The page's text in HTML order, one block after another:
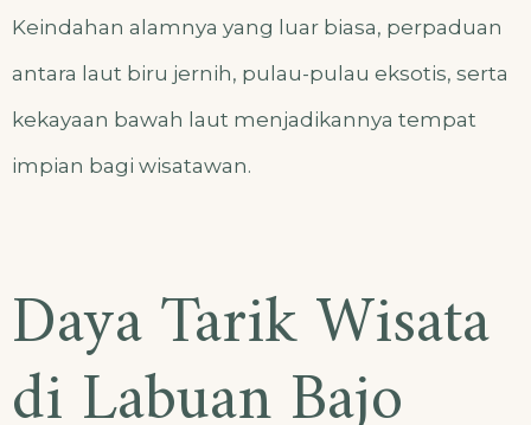
Keindahan alamnya yang luar biasa, perpaduan
antara laut biru jernih, pulau-pulau eksotis, serta
kekayaan bawah laut menjadikannya tempat
impian bagi wisatawan.
Daya Tarik Wisata